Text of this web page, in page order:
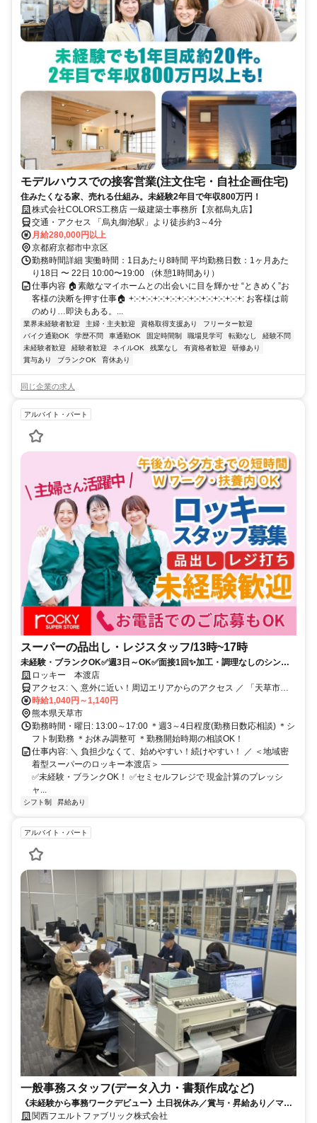
モデルハウスでの接客営業(注文住宅・自社企画住宅)
住みたくなる家、売れる仕組み。未経験2年目で年収800万円！
株式会社COLORS工務店 一級建築士事務所【京都烏丸店】
交通・アクセス 「烏丸御池駅」より徒歩約3～4分
月給280,000円以上
京都府京都市中京区
勤務時間詳細 実働時間：1日あたり8時間 平均勤務日数：1ヶ月あた
り18日 〜 22日 10:00〜19:00 （休憩1時間あり）
仕事内容 🏠素敵なマイホームとの出会いに目を輝かせ “ときめく”お
客様の決断を押す仕事🏠 +:-:+:-:+:-:+:-:+:-:+:-:+:-:+:-:+:-:+: お客様は前
のめり…即決もある。...
業界未経験者歓迎 主婦・主夫歓迎 資格取得支援あり
フリーター歓迎
バイク通勤OK
学歴不問 車通勤OK 固定時間制 職場見学可 転勤なし
経験不問
未経験者歓迎
経験者歓迎 ネイルOK 残業なし 有資格者歓迎
研修あり
賞与あり
ブランクOK 育休あり
同じ企業の求人
アルバイト・パート
スーパーの品出し・レジスタッフ/13時~17時
未経験・ブランクOK✅週3日～OK✅面接1回✨加工・調理なしのシンプ
ルなお仕事！✨車・バイク・自転車通勤OK
ロッキー 本渡店
アクセス: ＼ 意外に近い！周辺エリアからのアクセス ／ 「天草市民
センター」より車で8分 「友尻団地前」バス停より徒歩で3分 「天草
時給1,040円～1,140円
熊本県天草市
勤務時間・曜日: 13:00～17:00 ＊週3～4日程度(勤務日数応相談) ＊シ
フト制勤務 ＊お休み調整可 ＊勤務開始時期の相談OK！
仕事内容: ＼ 負担少なくて、始めやすい！続けやすい！ ／ ＜地域密
着型スーパーのロッキー本渡店＞ ―――――――――――――――
✅未経験・ブランクOK！ ✅セミセルフレジで 現金計算のプレッシ
ャ...
シフト制 昇給あり
アルバイト・パート
一般事務スタッフ(データ入力・書類作成など)
《未経験から事務ワークデビュー》土日祝休み／賞与・昇給あり／マイ
カー通勤可
関西フエルトファブリック株式会社